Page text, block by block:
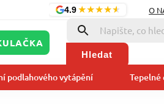
4.9★★★★★ O
Hledat
podlahového vytápění Tepelné